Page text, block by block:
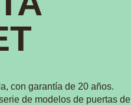
con garantía de 20 años.
de modelos de puertas de